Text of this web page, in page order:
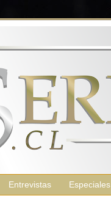
Entrevistas Especiales